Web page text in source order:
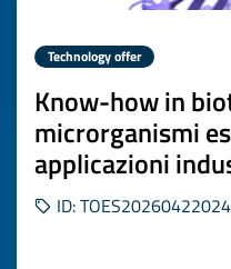
Technology offer
Know-how in
microrganismi
applicazioni
ID: TOES20260422024